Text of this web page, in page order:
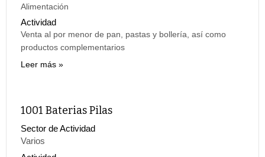
Alimentación
Actividad
Venta al por menor de pan, pastas y bollería, así como
productos complementarios
Leer más
1001 Baterias Pilas
Sector de Actividad
Varios